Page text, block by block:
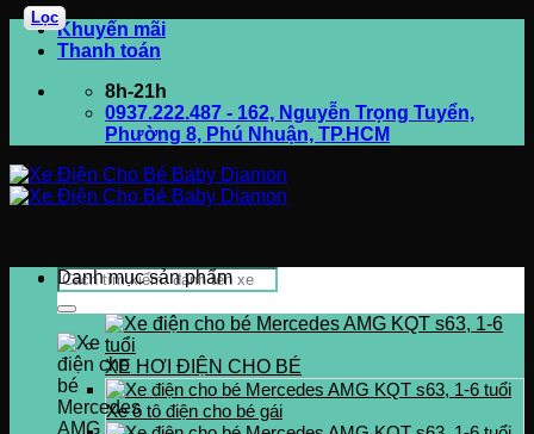
Bỏ
qua
dung
Khuyến mãi
Thanh toán
8h-21h
0937.222.487 - 162, Nguyễn Trọng Tuyển,
Phường 8, Phú Nhuận, TP.HCM
Tìm
kiếm:
Danh mục sản phẩm
XE HƠI ĐIỆN CHO BÉ
Xe ô tô điện cho bé gái
Lọc